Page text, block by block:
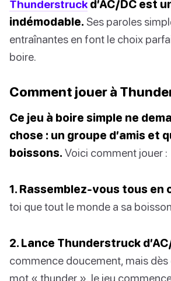
Thunderstruck d’AC/DC est
indémodable. Ses paroles
entraînantes en font le choix
boire.
Comment jouer à
Ce jeu à boire simple ne
chose : un groupe d’amis et
boissons. Voici comment jouer :
1. Rassemblez-vous tous en
toi que tout le monde a sa
2. Lance Thunderstruck
commence doucement, mais dès
mot « thunder », le jeu